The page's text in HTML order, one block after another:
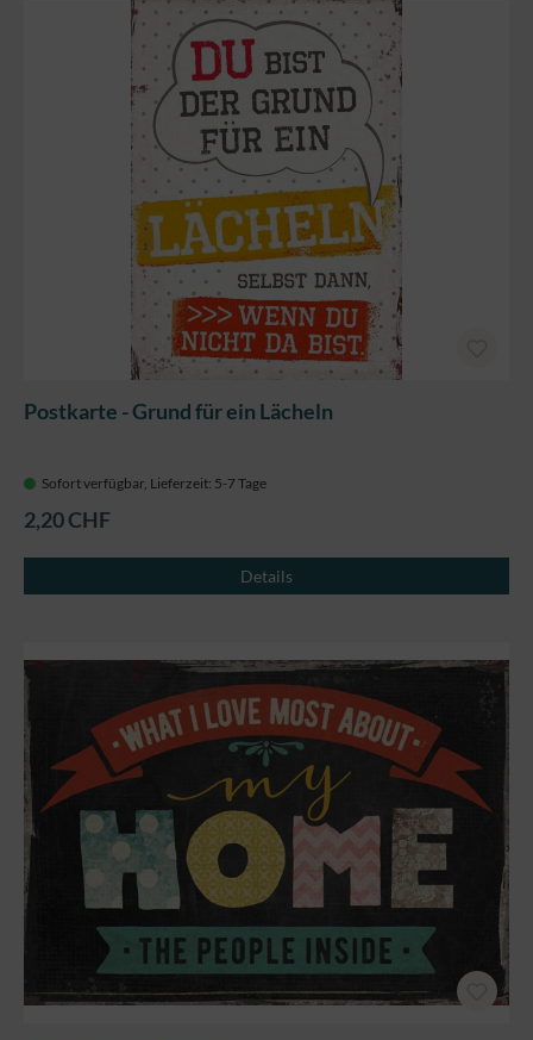
Postkarte - Grund für ein Lächeln
Sofort verfügbar, Lieferzeit: 5-7 Tage
2,20 CHF
Details